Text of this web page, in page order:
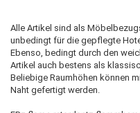
Alle Artikel sind als
unbedingt für die gepflegte
Ebenso, bedingt durch den
Artikel auch bestens als
Beliebige Raumhöhen können
Naht gefertigt werden.